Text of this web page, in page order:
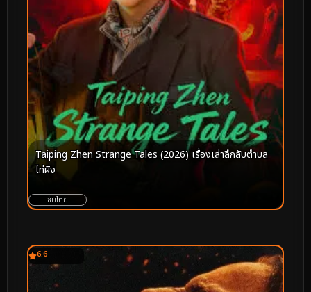
Taiping Zhen Strange Tales (2026) เรื่องเล่าลึกลับตำบล
ไท่ผิง
ซับไทย
6.6